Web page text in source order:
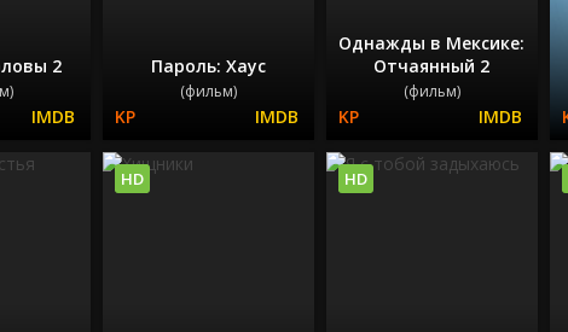
2 Пароль: Хаус
(фильм)
Однажды в Мексике:
Отчаянный 2
(фильм)
HD HD